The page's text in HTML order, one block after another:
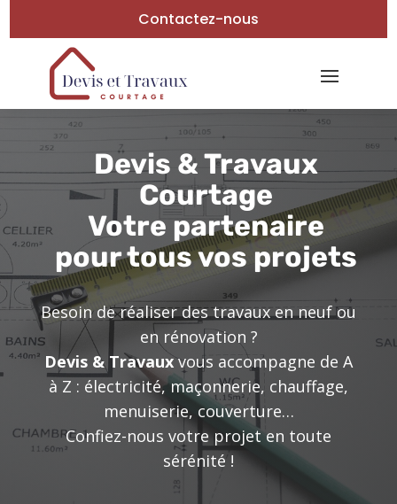
Contactez-nous
Devis & Travaux
Courtage
Votre partenaire
pour tous vos projets
Besoin de réaliser des travaux en neuf ou
en rénovation ?
Devis & Travaux vous accompagne de A
à Z : électricité, maçonnerie, chauffage,
menuiserie, couverture…
Confiez-nous votre projet en toute
sérénité !